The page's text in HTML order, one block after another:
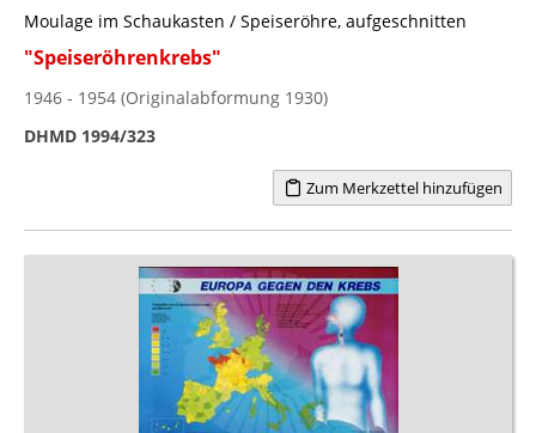
Moulage im Schaukasten / Speiseröhre, aufgeschnitten
"Speiseröhrenkrebs"
1946 - 1954 (Originalabformung 1930)
DHMD 1994/323
Zum Merkzettel hinzufügen